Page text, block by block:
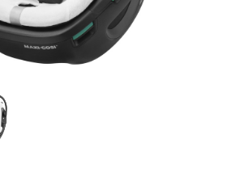
Suosikit
Tavaramerkit
ja uinti